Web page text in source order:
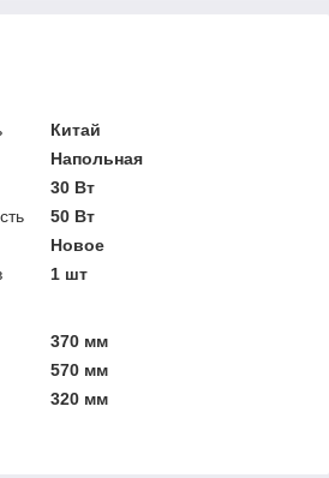
Китай
Напольная
30 Вт
50 Вт
Новое
1 шт
370 мм
570 мм
320 мм